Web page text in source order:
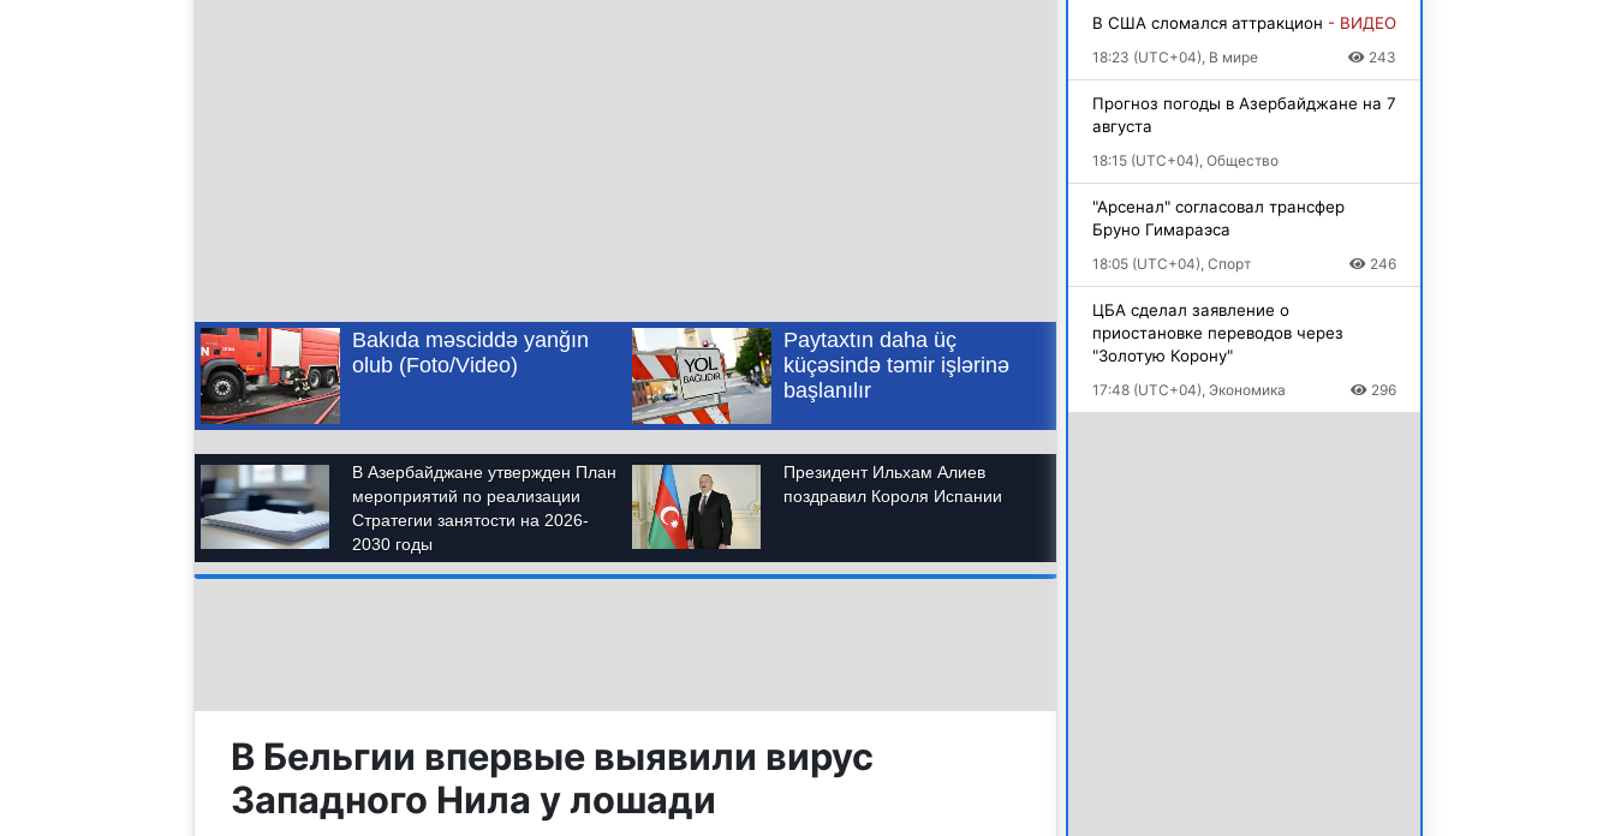
В Бельгии впервые выявили вирус
Западного Нила у лошади
В США сломался аттракцион - ВИДЕО
18:23 (UTC+04), В мире 243
Прогноз погоды в Азербайджане на 7
августа
18:15 (UTC+04), Общество
"Арсенал" согласовал трансфер
Бруно Гимараэса
18:05 (UTC+04), Спорт 246
ЦБА сделал заявление о
приостановке переводов через
"Золотую Корону"
17:48 (UTC+04), Экономика 296